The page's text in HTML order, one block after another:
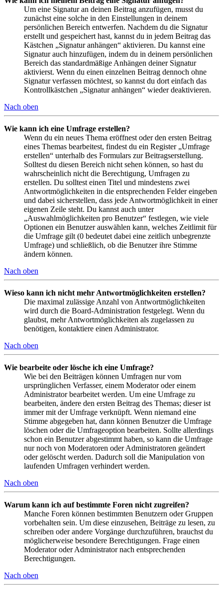
Um eine Signatur an deinen Beitrag anzufügen, musst du
zunächst eine solche in den Einstellungen in deinem
persönlichen Bereich entwerfen. Nachdem du die Signatur
erstellt und gespeichert hast, kannst du in jedem Beitrag das
Kästchen „Signatur anhängen“ aktivieren. Du kannst eine
Signatur auch hinzufügen, indem du in deinem persönlichen
Bereich das standardmäßige Anhängen deiner Signatur
aktivierst. Wenn du einen einzelnen Beitrag dennoch ohne
Signatur verfassen möchtest, so kannst du dort einfach das
Kontrollkästchen „Signatur anhängen“ wieder deaktivieren.
Nach oben
Wie kann ich eine Umfrage erstellen?
Wenn du ein neues Thema eröffnest oder den ersten Beitrag
eines Themas bearbeitest, findest du ein Register „Umfrage
erstellen“ unterhalb des Formulars zur Beitragserstellung.
Solltest du diesen Bereich nicht sehen können, so hast du
wahrscheinlich nicht die Berechtigung, Umfragen zu
erstellen. Du solltest einen Titel und mindestens zwei
Antwortmöglichkeiten in die entsprechenden Felder eingeben
und dabei sicherstellen, dass jede Antwortmöglichkeit in einer
eigenen Zeile steht. Du kannst auch unter
„Auswahlmöglichkeiten pro Benutzer“ festlegen, wie viele
Optionen ein Benutzer auswählen kann, welches Zeitlimit für
die Umfrage gilt (0 bedeutet dabei eine zeitlich unbegrenzte
Umfrage) und schließlich, ob die Benutzer ihre Stimme
ändern können.
Nach oben
Wieso kann ich nicht mehr Antwortmöglichkeiten erstellen?
Die maximal zulässige Anzahl von Antwortmöglichkeiten
wird durch die Board-Administration festgelegt. Wenn du
glaubst, mehr Antwortmöglichkeiten als zugelassen zu
benötigen, kontaktiere einen Administrator.
Nach oben
Wie bearbeite oder lösche ich eine Umfrage?
Wie bei den Beiträgen können Umfragen nur vom
ursprünglichen Verfasser, einem Moderator oder einem
Administrator bearbeitet werden. Um eine Umfrage zu
bearbeiten, ändere den ersten Beitrag des Themas; dieser ist
immer mit der Umfrage verknüpft. Wenn niemand eine
Stimme abgegeben hat, dann können Benutzer die Umfrage
löschen oder die Umfrageoption bearbeiten. Sollte allerdings
schon ein Benutzer abgestimmt haben, so kann die Umfrage
nur noch von Moderatoren oder Administratoren geändert
oder gelöscht werden. Dadurch soll die Manipulation von
laufenden Umfragen verhindert werden.
Nach oben
Warum kann ich auf bestimmte Foren nicht zugreifen?
Manche Foren können bestimmten Benutzern oder Gruppen
vorbehalten sein. Um diese einzusehen, Beiträge zu lesen, zu
schreiben oder andere Vorgänge durchzuführen, brauchst du
möglicherweise besondere Berechtigungen. Frage einen
Moderator oder Administrator nach entsprechenden
Berechtigungen.
Nach oben